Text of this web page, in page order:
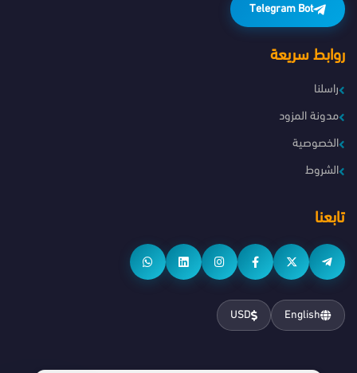
Telegram Bot
روابط سريعة
راسلنا
مدونة المزود
الخصوصية
الشروط
تابعنا
English
USD